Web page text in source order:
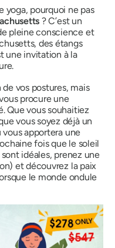
yoga, pourquoi ne pas
? C’est un
pleine conscience et
des étangs
une invitation à la
vos postures, mais
procure une
Que vous souhaitiez
vous soyez déjà un
vous apportera une
fois que le soleil
idéales, prenez une
et découvrez la paix
le monde ondule